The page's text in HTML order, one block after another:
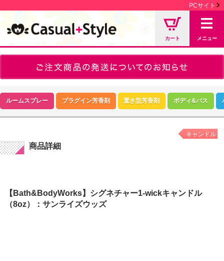
PCサイト
カート メニュー
ルームスプレー プラグイン芳香剤 置き型芳香剤 ボディ&バス
商品詳細
キャンドル
【Bath&BodyWorks】シグネチャー1-wickキャンドル
（8oz）：サンライズウッズ